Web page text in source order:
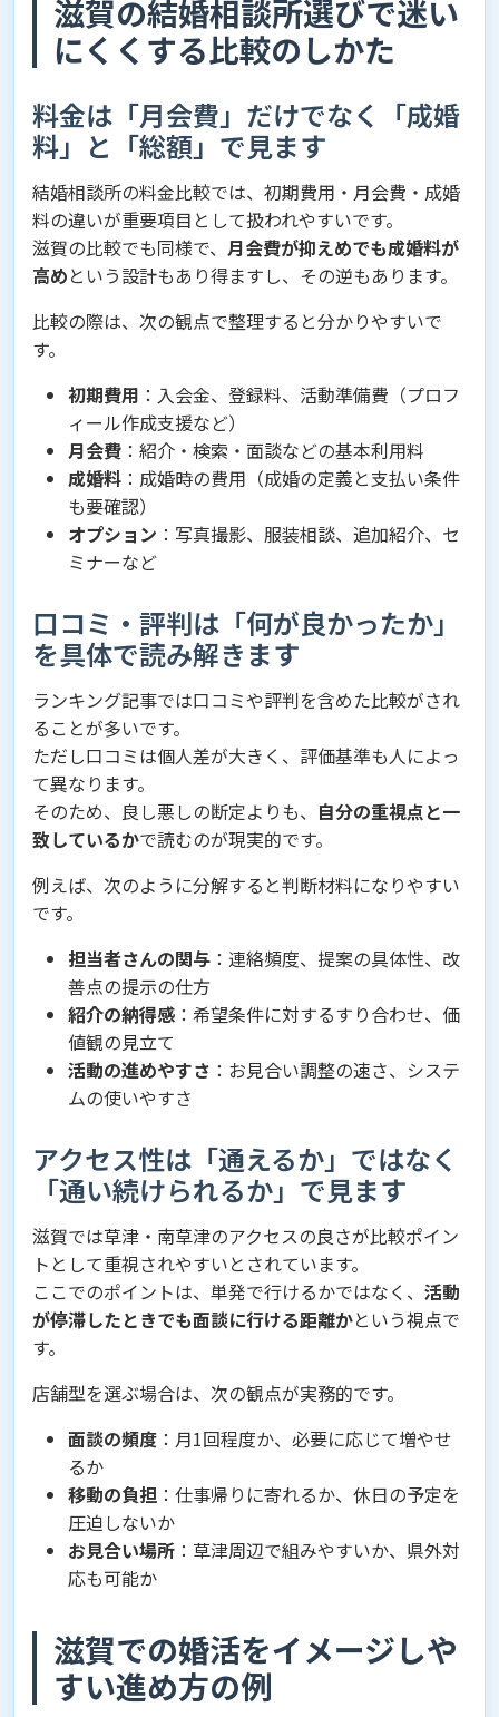
滋賀の結婚相談所選びで迷い
にくくする比較のしかた
料金は「月会費」だけでなく「成婚
料」と「総額」で見ます
結婚相談所の料金比較では、初期費用・月会費・成婚
料の違いが重要項目として扱われやすいです。
滋賀の比較でも同様で、 月会費が抑えめでも成婚料が
高めという設計もあり得ますし、その逆もあります。
比較の際は、次の観点で整理すると分かりやすいで
す。
初期費用 ：入会金、登録料、活動準備費（プロフ
ィール作成支援など）
月会費 ：紹介・検索・面談などの基本利用料
成婚料 ：成婚時の費用（成婚の定義と支払い条件
も要確認）
オプション ：写真撮影、服装相談、追加紹介、セ
ミナーなど
口コミ・評判は「何が良かったか」
を具体で読み解きます
ランキング記事では口コミや評判を含めた比較がされ
ることが多いです。
ただし口コミは個人差が大きく、評価基準も人によっ
て異なります。
そのため、良し悪しの断定よりも、 自分の重視点と一
致しているかで読むのが現実的です。
例えば、次のように分解すると判断材料になりやすい
です。
担当者さんの関与 ：連絡頻度、提案の具体性、改
善点の提示の仕方
紹介の納得感 ：希望条件に対するすり合わせ、価
値観の見立て
活動の進めやすさ ：お見合い調整の速さ、システ
ムの使いやすさ
アクセス性は「通えるか」ではなく
「通い続けられるか」で見ます
滋賀では草津・南草津のアクセスの良さが比較ポイン
トとして重視されやすいとされています。
ここでのポイントは、単発で行けるかではなく、 活動
が停滞したときでも面談に行ける距離かという視点で
す。
店舗型を選ぶ場合は、次の観点が実務的です。
面談の頻度 ：月1回程度か、必要に応じて増やせ
るか
移動の負担 ：仕事帰りに寄れるか、休日の予定を
圧迫しないか
お見合い場所 ：草津周辺で組みやすいか、県外対
応も可能か
滋賀での婚活をイメージしや
すい進め方の例